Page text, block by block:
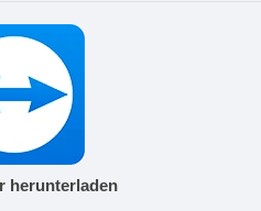
herunterladen